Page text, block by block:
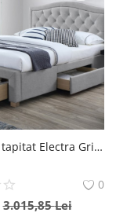
Signal Pat tapitat Electra Gri - 140 x 200 cm
0
3.015,85Lei